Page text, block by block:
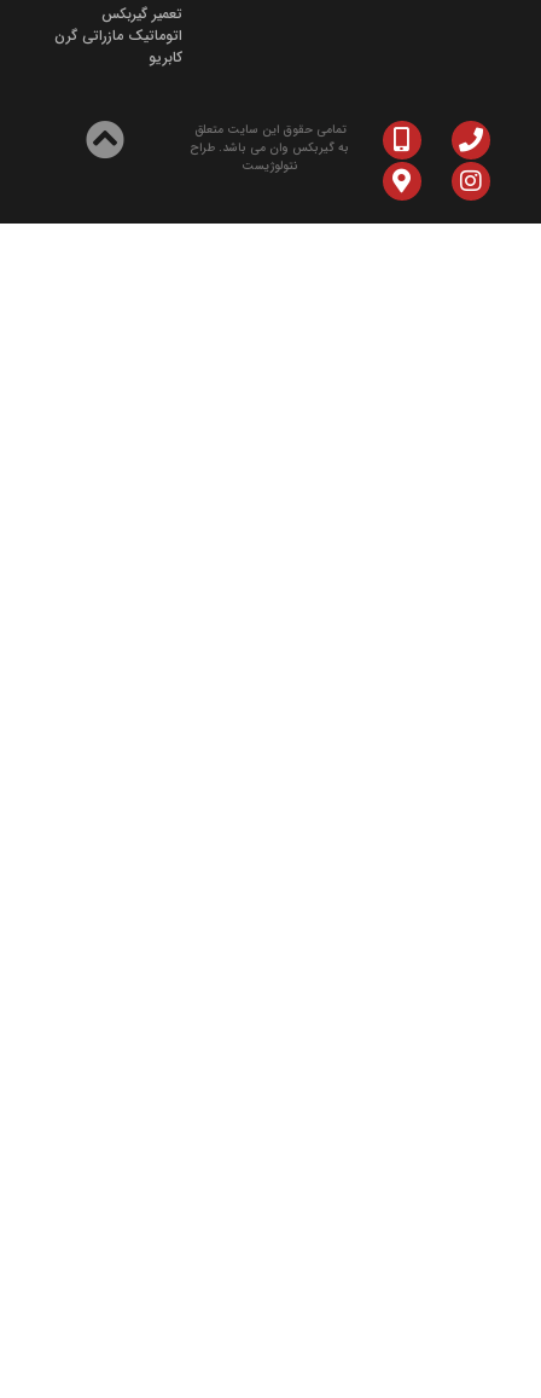
تعمیر گیربکس
اتوماتیک مازراتی گرن
تمامی حقوق این سایت متعلق
به گیربکس وان می باشد. طراح